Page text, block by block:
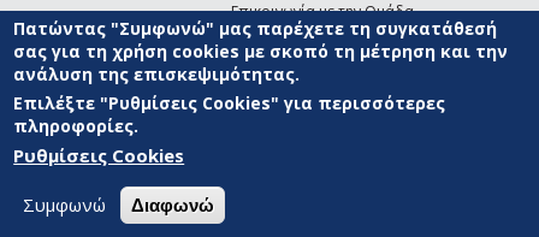
Επικοινωνία με την Ομάδα
Ανάπτυξης του site(link sends e-mail)
© ΠΑΝΕΠΙΣΤΗΜΙΟ ΑΙΓΑΙΟΥ ΟΡΟΙ ΧΡΗΣΗΣ
ΑΝΑΠΤΥΞΗΣ
Πατώντας "Συμφωνώ" μας παρέχετε τη συγκατάθεσή
σας για τη χρήση cookies με σκοπό τη μέτρηση και την
ανάλυση της επισκεψιμότητας.
Επιλέξτε "Ρυθμίσεις Cookies" για περισσότερες
πληροφορίες.
Ρυθμίσεις Cookies
Συμφωνώ Διαφωνώ